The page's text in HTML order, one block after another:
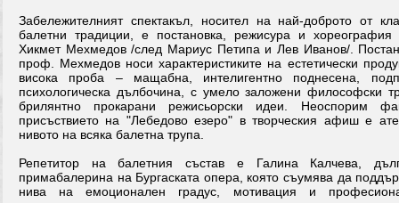
Забележителният спектакъл, носител на най-доброто от
балетни традиции, е постановка, режисура и
Хикмет Мехмедов /след Мариус Петипа и Лев Иванов/.
проф. Мехмедов носи характеристиките на естетически
висока проба – мащабна, интелигентно поднесена,
психологическа дълбочина, с умело заложени философски
брилянтно прокарани режисьорски идеи. Неоспорим
присъствието на "Лебедово езеро" в творческия афиш е
нивото на всяка балетна трупа.
Репетитор на балетния състав е Галина Калчева,
примабалерина на Бургаската опера, която съумява да
нива на емоционален градус, мотивация и